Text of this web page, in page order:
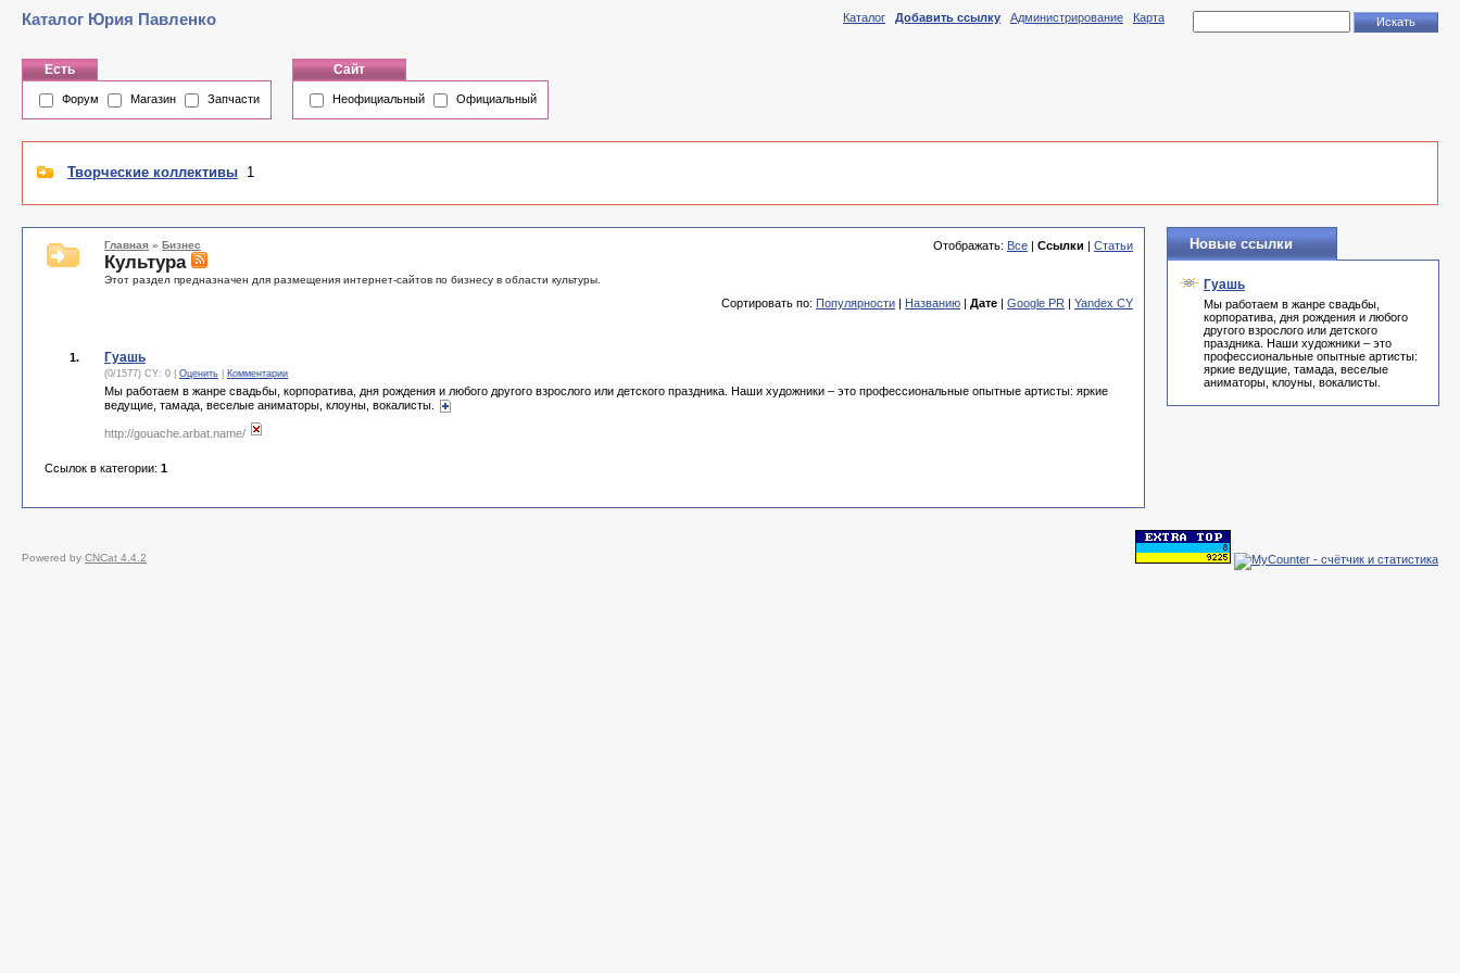
Каталог Юрия Павленко Каталог Добавить ссылку Администрирование Карта
Есть
Форум Магазин Запчасти
Сайт
Неофициальный Официальный
Творческие коллективы 1
Главная » Бизнес Отображать: Все | Ссылки | Статьи
Культура
Этот раздел предназначен для размещения интернет-сайтов по бизнесу в области культуры.
Сортировать по: Популярности | Названию | Дате | Google PR | Yandex CY
1. Гуашь
(0/1577) CY: 0 | Оценить Комментарии
Мы работаем в жанре свадьбы, корпоратива, дня рождения и любого другого взрослого или детского праздника. Наши художники – это профессиональные опытные артисты: яркие
ведущие, тамада, веселые аниматоры, клоуны, вокалисты.
http://gouache.arbat.name/
Ссылок в категории: 1
Новые ссылки
Гуашь
Мы работаем в жанре свадьбы,
корпоратива, дня рождения и любого
другого взрослого или детского
праздника. Наши художники – это
профессиональные опытные артисты:
яркие ведущие, тамада, веселые
аниматоры, клоуны, вокалисты.
Powered by CNCat 4.4.2